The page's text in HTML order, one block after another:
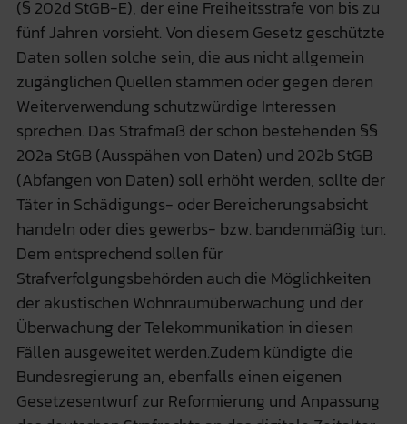
(§ 202d StGB-E), der eine Freiheitsstrafe von bis zu
fünf Jahren vorsieht. Von diesem Gesetz geschützte
Daten sollen solche sein, die aus nicht allgemein
zugänglichen Quellen stammen oder gegen deren
Weiterverwendung schutzwürdige Interessen
sprechen. Das Strafmaß der schon bestehenden §§
202a StGB (Ausspähen von Daten) und 202b StGB
(Abfangen von Daten) soll erhöht werden, sollte der
Täter in Schädigungs- oder Bereicherungsabsicht
handeln oder dies gewerbs- bzw. bandenmäßig tun.
Dem entsprechend sollen für
Strafverfolgungsbehörden auch die Möglichkeiten
der akustischen Wohnraumüberwachung und der
Überwachung der Telekommunikation in diesen
Fällen ausgeweitet werden.Zudem kündigte die
Bundesregierung an, ebenfalls einen eigenen
Gesetzesentwurf zur Reformierung und Anpassung